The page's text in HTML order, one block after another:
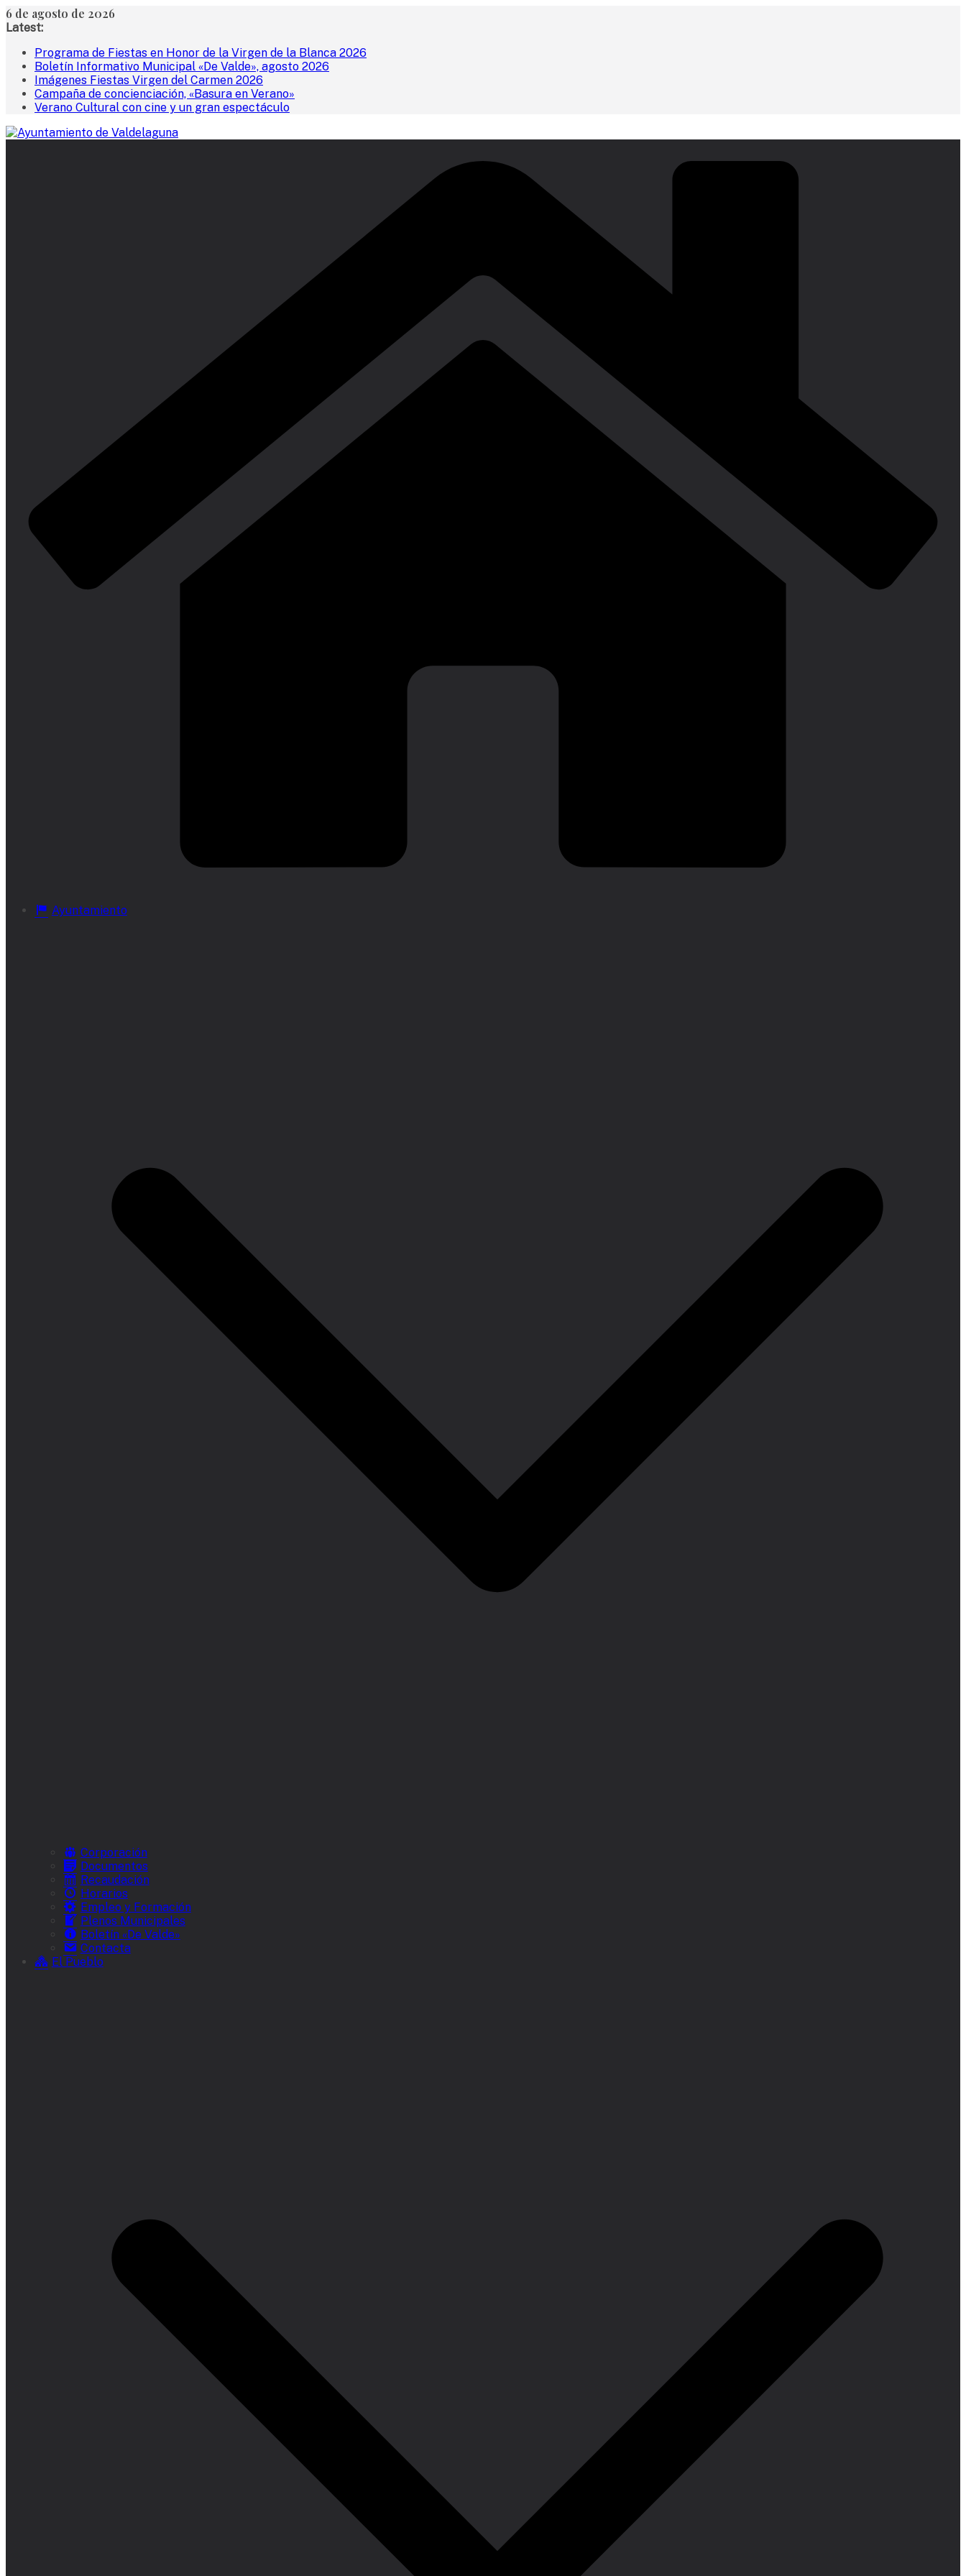
Saltar
al
6 de agosto de 2026
Latest:
Programa de Fiestas en Honor de la Virgen de la Blanca 2026
Boletín Informativo Municipal «De Valde», agosto 2026
Imágenes Fiestas Virgen del Carmen 2026
Campaña de concienciación, «Basura en Verano»
Verano Cultural con cine y un gran espectáculo
Ayuntamiento
Corporación
Documentos
Recaudación
Horarios
Empleo y Formación
Plenos Municipales
Boletín «De Valde»
Contacta
El Pueblo